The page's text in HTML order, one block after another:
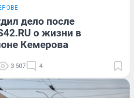
дело после
о жизни в
Кемерова
3 507 4